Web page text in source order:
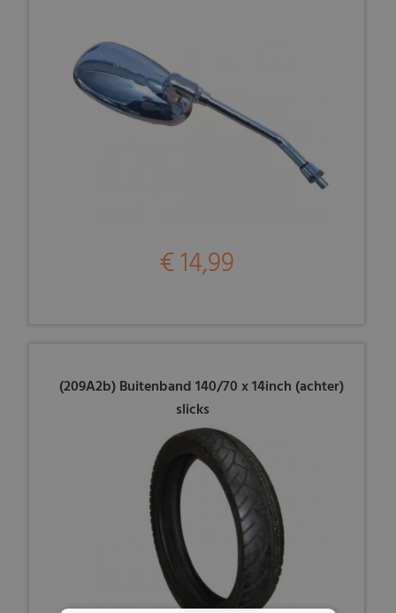
€ 14,99
(209A2b) Buitenband 140/70 x 14inch (achter)
slicks